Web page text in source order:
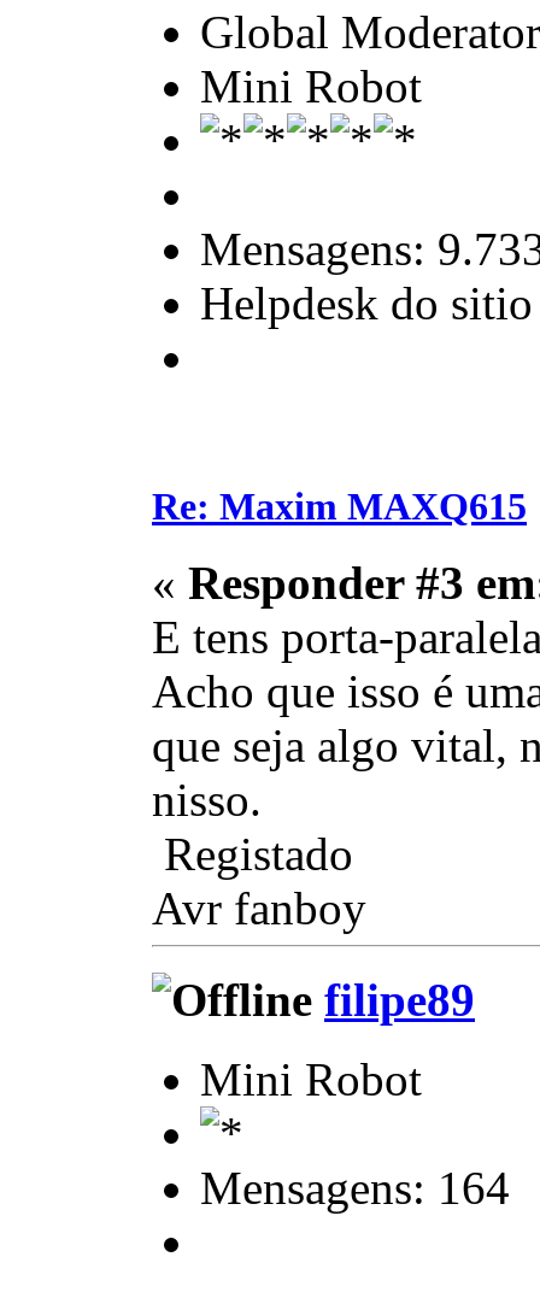
Global Moderator
Mini Robot
Mensagens:
Helpdesk do sitio
Re: Maxim MAXQ615
« Responder #3
E tens porta-
Acho que isso é
que seja algo vital,
nisso.
Registado
Avr fanboy
filipe89
Mini Robot
Mensagens: 164